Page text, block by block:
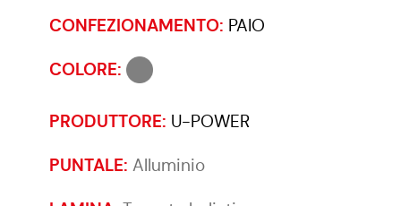
CONFEZIONAMENTO: PAIO
COLORE:
PRODUTTORE: U-POWER
PUNTALE: Alluminio